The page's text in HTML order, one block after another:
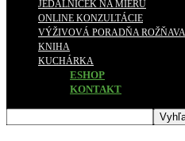
JEDÁLNIČEK NA MIERU
ONLINE KONZULTÁCIE
VÝŽIVOVÁ PORADŇA ROŽŇAVA
KNIHA
KUCHÁRKA
ESHOP
KONTAKT